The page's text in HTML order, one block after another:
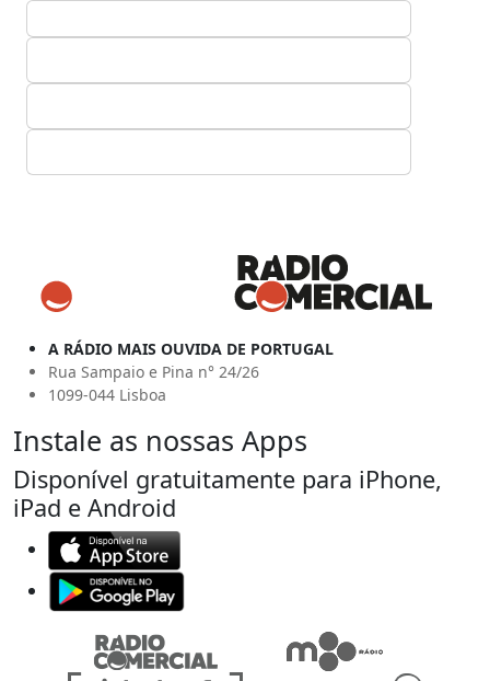
A RÁDIO MAIS OUVIDA DE PORTUGAL
Rua Sampaio e Pina n° 24/26
1099-044 Lisboa
Instale as nossas Apps
Disponível gratuitamente para iPhone,
iPad e Android